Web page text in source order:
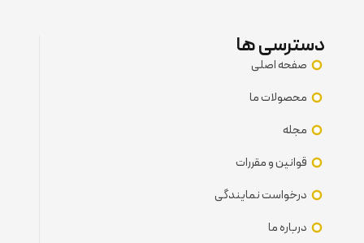
دسترسی ها
صفحه اصلی
محصولات ما
مجله
قوانین و مقررات
درخواست نمایندگی
درباره ما